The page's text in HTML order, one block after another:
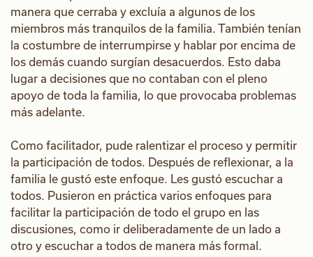
manera que cerraba y excluía a algunos de los
miembros más tranquilos de la familia. También tenían
la costumbre de interrumpirse y hablar por encima de
los demás cuando surgían desacuerdos. Esto daba
lugar a decisiones que no contaban con el pleno
apoyo de toda la familia, lo que provocaba problemas
más adelante.
Como facilitador, pude ralentizar el proceso y permitir
la participación de todos. Después de reflexionar, a la
familia le gustó este enfoque. Les gustó escuchar a
todos. Pusieron en práctica varios enfoques para
facilitar la participación de todo el grupo en las
discusiones, como ir deliberadamente de un lado a
otro y escuchar a todos de manera más formal.